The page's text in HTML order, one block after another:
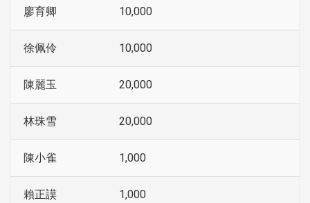
廖育卿 10,000
徐佩伶 10,000
陳麗玉 20,000
林珠雪 20,000
陳小雀 1,000
賴正謨 1,000